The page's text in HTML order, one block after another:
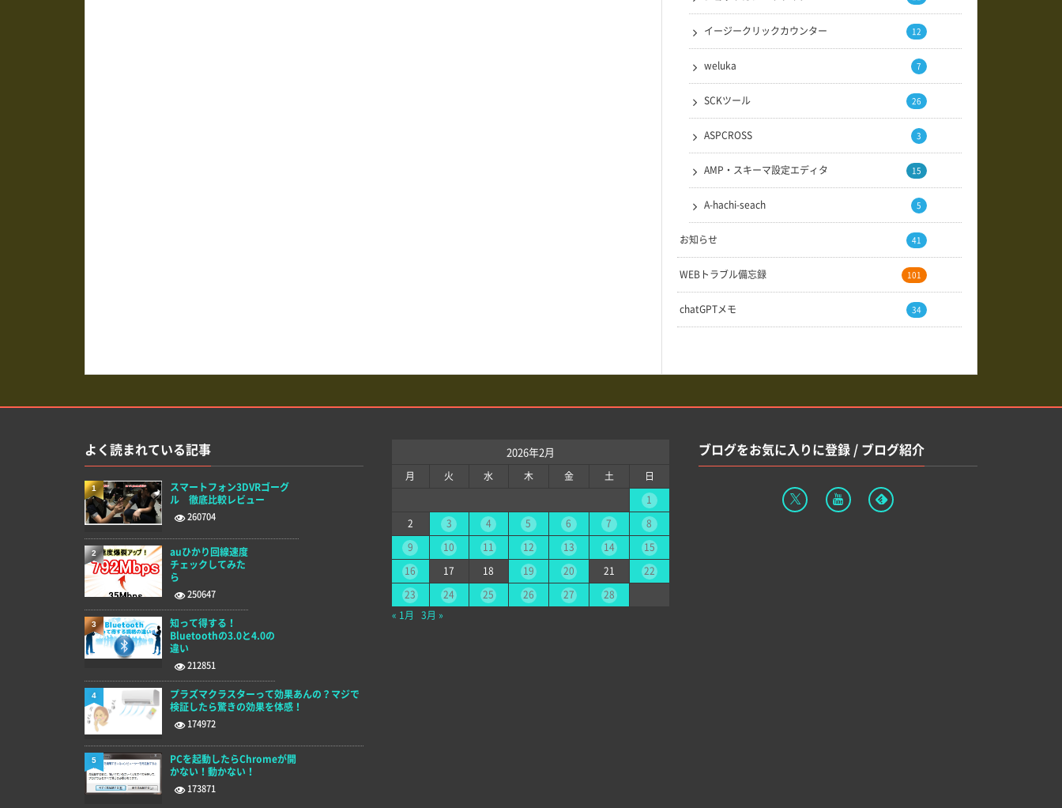
イージークリックカウンター 12
weluka 7
SCKツール 26
ASPCROSS 3
AMP・スキーマ設定エディタ 15
A-hachi-seach 5
お知らせ 41
WEBトラブル備忘録 101
chatGPTメモ 34
よく読まれている記事
スマートフォン3DVRゴーグ
ル 徹底比較レビュー
260704
1
auひかり回線速度
チェックしてみた
ら
250647
2
知って得する！
Bluetoothの3.0と4.0の
違い
212851
3
プラズマクラスターって効果あんの？マジで
検証したら驚きの効果を体感！
174972
4
PCを起動したらChromeが開
かない！動かない！
173871
5
2026年2月
月 火 水 木 金 土
日
1
2
3 4 5 6 7
8
9
10 11 12 13 14
15
16
17 18 19 20 21
22
23
24 25 26 27
28
« 1月
3月 »
ブログをお気に入りに登録 / ブログ紹介